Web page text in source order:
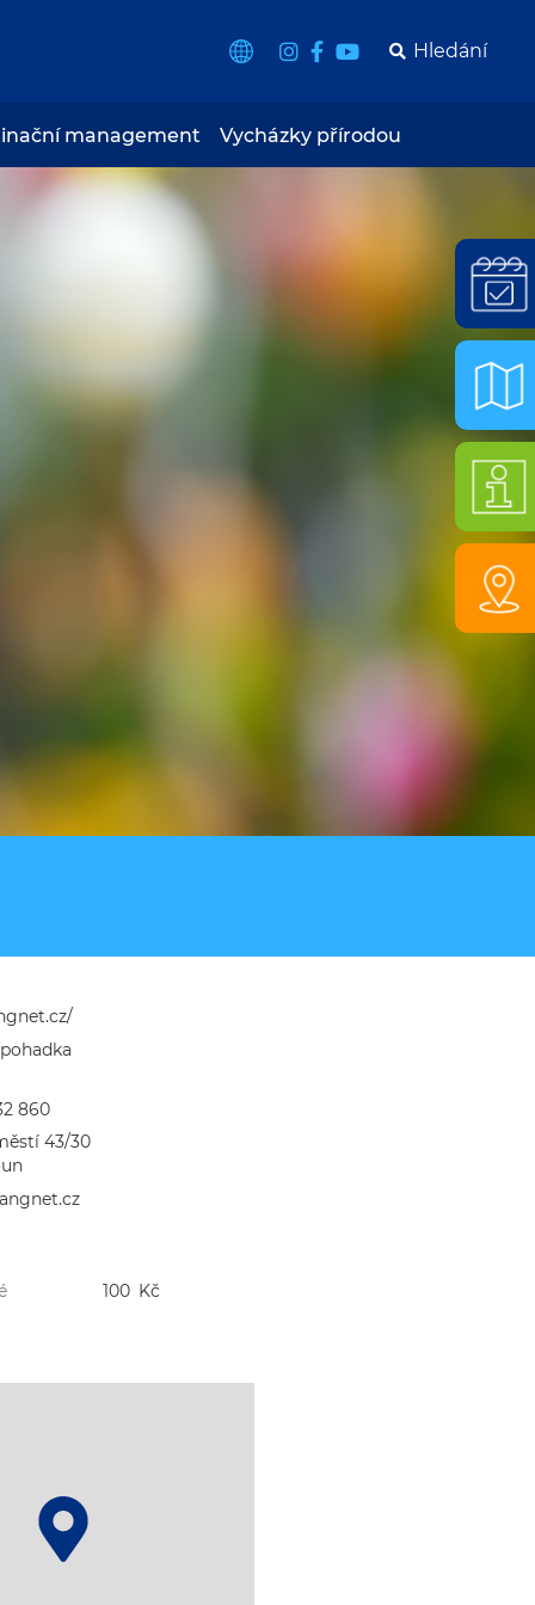
management Vycházky přírodou
860
43/30
100 Kč